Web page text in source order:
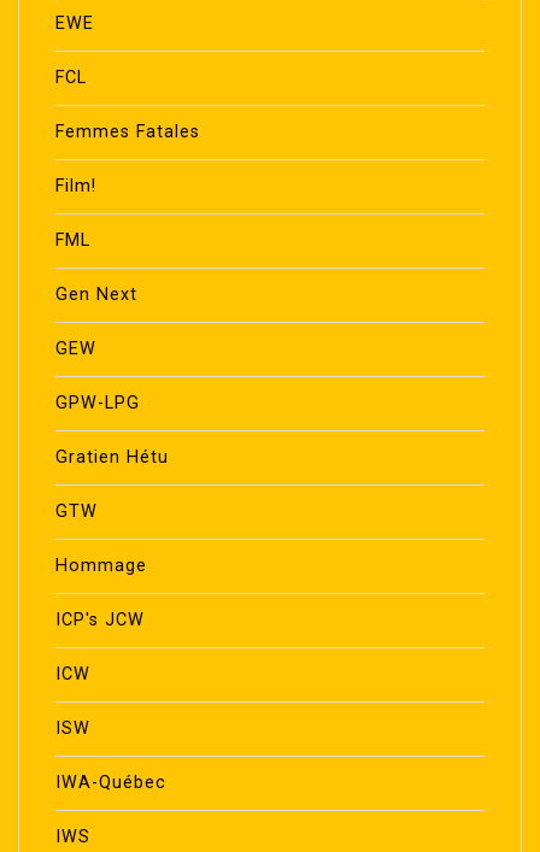
EWE
FCL
Femmes Fatales
Film!
FML
Gen Next
GEW
GPW-LPG
Gratien Hétu
GTW
Hommage
ICP's JCW
ICW
ISW
IWA-Québec
IWS